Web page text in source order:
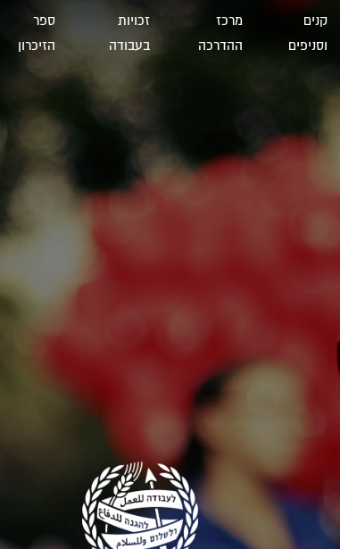
קנים
וסניפים
מרכז
ההדרכה
זכויות
בעבודה
ספר
הזיכרון